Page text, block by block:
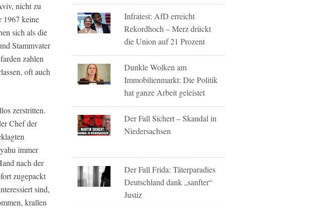
nicht zu
1967 keine
sich als die
Stammvater
zahlen
oft auch
zerstritten.
Chef der
immer
nach der
zugepackt
sind,
krallen
Infratest: AfD erreicht
Rekordhoch – Merz drückt
die Union auf 21 Prozent
Dunkle Wolken am
Immobilienmarkt: Die Politik
hat ganze Arbeit geleistet
Der Fall Sichert – Skandal in
Niedersachsen
Der Fall Frida: Täterparadies
Deutschland dank „sanfter“
Justiz